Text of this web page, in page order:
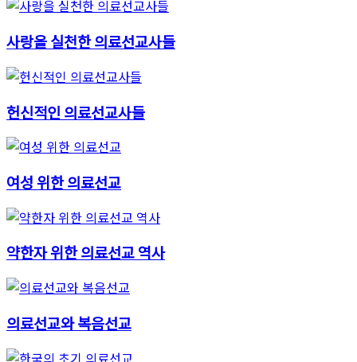
사랑을 실천한 의료선교사들
헌신적인 의료선교사들
여성 위한 의료선교
약한자 위한 의료선교 역사
의료선교와 복음선교